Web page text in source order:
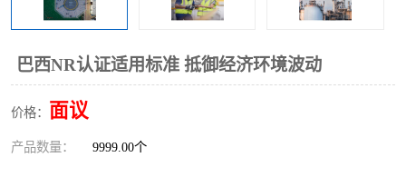
巴西NR认证适用标准 抵御经济环境波动
价格： 面议
产品数量： 9999.00个